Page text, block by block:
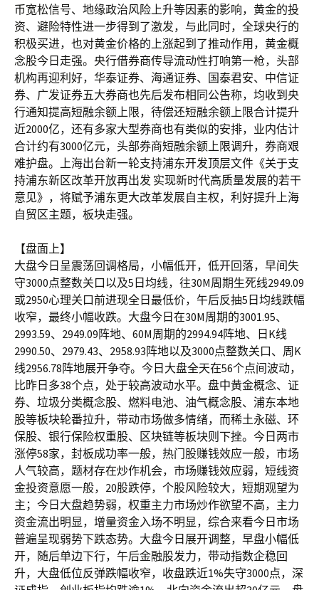
币宽松信号、地缘政治风险上升等因素的影响，黄金的投
资、避险特性进一步得到了激发，与此同时，全球央行的
积极买进，也对黄金价格的上涨起到了推动作用，黄金概
念股今日走强。央行借券商传导流动性打响第一枪，头部
机构再迎利好，华泰证券、海通证券、国泰君安、中信证
券、广发证券五大券商也先后发布相同公告称，均收到央
行通知提高短融余额上限，待偿还短融余额上限合计提升
近2000亿，还有多家大型券商也有类似的安排，业内估计
合计约有3000亿元，头部券商短融余额上限调升，券商艰
难护盘。上海出台新一轮支持浦东开发顶层文件《关于支
持浦东新区改革开放再出发 实现新时代高质量发展的若干
意见》，将赋予浦东更大改革发展自主权，利好提升上海
自贸区主题，板块走强。
【盘面上】
大盘今日呈震荡回调格局，小幅低开，低开回落，早间失
守3000点整数关口以及5日均线，往30M周期生死线2949.09
或2950心理关口前进现全日最低价，午后反抽5日均线跌幅
收窄，最终小幅收跌。大盘今日在30M周期的3001.95、
2993.59、2949.09阵地、60M周期的2994.94阵地、日K线
2990.50、2979.43、2958.93阵地以及3000点整数关口、周K
线2956.78阵地展开争夺。今日大盘全天在56个点间波动，
比昨日多38个点，处于较高波动水平。盘中黄金概念、证
券、垃圾分类概念股、燃料电池、油气概念股、浦东本地
股等板块轮番拉升，带动市场做多情绪，而稀土永磁、环
保股、银行保险权重股、区块链等板块则下挫。今日两市
涨停58家，封板成功率一般，热门股赚钱效应一般，市场
人气较高，题材存在炒作机会，市场赚钱效应弱，短线资
金投资意愿一般，20股跌停，个股风险较大，短期观望为
主；今日大盘趋势弱，权重主力市场炒作欲望不高，主力
资金流出明显，增量资金入场不明显，综合来看今日市场
普遍呈现弱势下跌态势。大盘今日展开调整，早盘小幅低
开，随后单边下行，午后金融股发力，带动指数企稳回
升，大盘低位反弹跌幅收窄，收盘跌近1%失守3000点，深